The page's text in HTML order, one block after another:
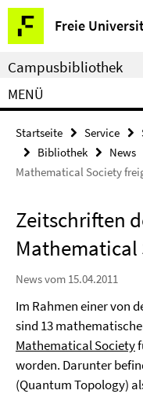
Springe
direkt
zu
Inhalt
Freie
Service-
Navigation
Campusbibliothek
MENÜ
Startseite Service
Bibliothek
News
Mathematical Society
Zeitschriften
News vom 15.04.2011
Im Rahmen einer von
sind 13
Mathematical Society
worden. Darunter
(Quantum Topology)